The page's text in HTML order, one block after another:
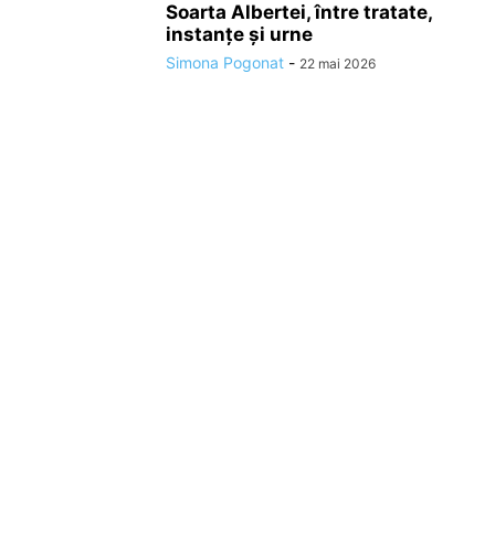
Soarta Albertei, între tratate,
instanțe și urne
Simona Pogonat - 22 mai 2026